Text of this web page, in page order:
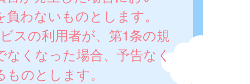
わないものとします。
スの利用者が、第1条の規
なくなった場合、予告なく
のとします。